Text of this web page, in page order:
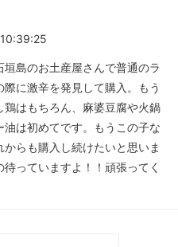
島のお土産屋さんで普通のラ
に激辛を発見して購入。もう
はもちろん、麻婆豆腐や火鍋
は初めてです。もうこの子な
らも購入し続けたいと思いま
っていますよ！！頑張ってく